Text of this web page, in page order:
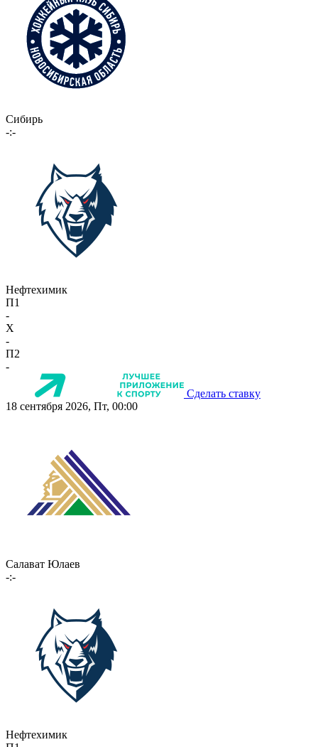
Сибирь
-:-
Нефтехимик
П1
-
X
-
П2
-
Сделать ставку
18 сентября 2026, Пт, 00:00
Салават Юлаев
-:-
Нефтехимик